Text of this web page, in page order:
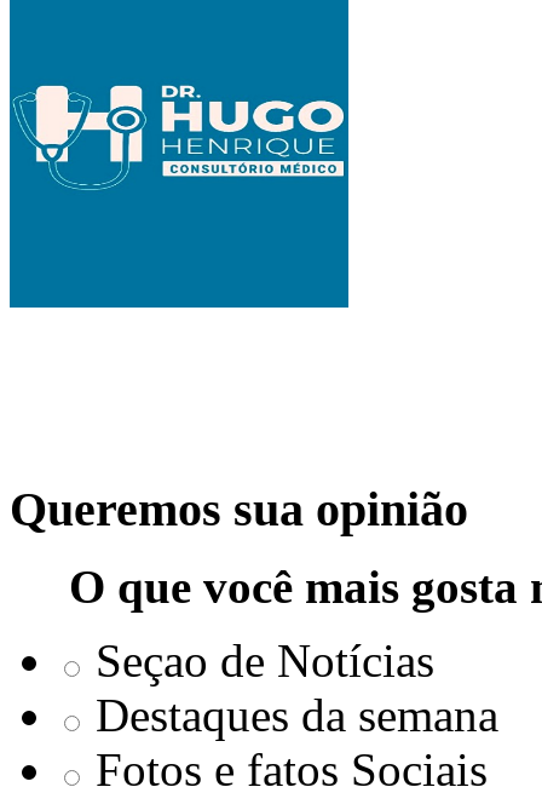
Queremos sua opinião
O que você mais
Seçao de Notícias
Destaques da semana
Fotos e fatos Sociais